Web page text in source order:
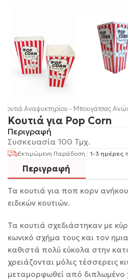
Κουτιά Αναψυκτηρίου - Μπουγάτσας
Κουτιά για Pop Corn
Περιγραφή
Συσκευασία 100 Τμχ.
Εκτιμώμενη Παράδοση :1-3 ημέρες
Περιγραφή
Τα κουτιά για ποπ κορν
ειδικών κουτιών.
Τα κουτιά σχεδιάστηκαν με
κωνικό σχήμα τους και τον
καθιστά πολύ εύκολα στην
χρειάζονται μόλις τέσσερεις
μεταμορφωθεί από διπλωμένο